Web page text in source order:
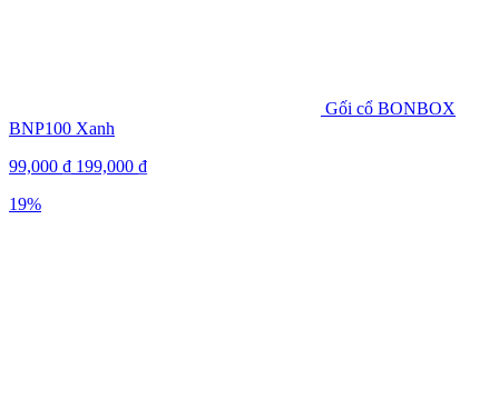
Gối cổ BONBOX
BNP100 Xanh
99,000 ₫ 199,000 ₫
19%